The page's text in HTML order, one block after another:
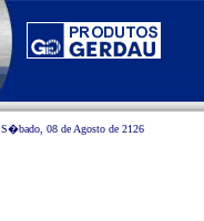
S�bado, 08 de Agosto de 2126